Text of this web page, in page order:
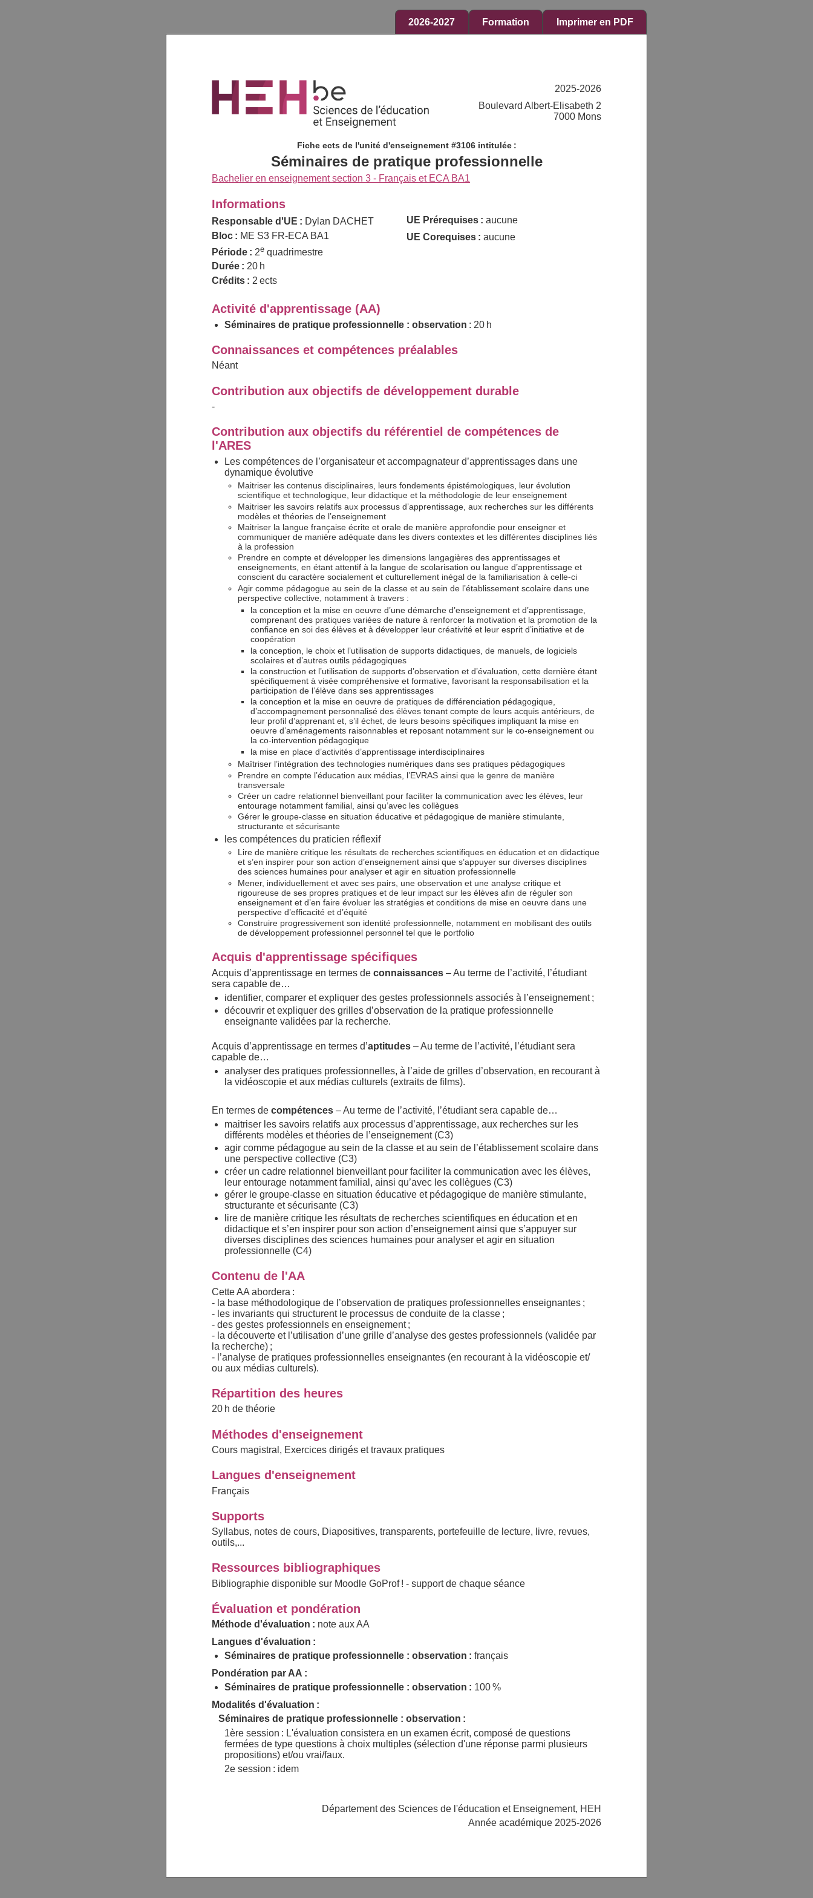
2026-2027 Formation Imprimer en PDF
2025-2026
Boulevard Albert-Elisabeth 2
7000 Mons
Fiche ects de l'unité d'enseignement #3106 intitulée :
Séminaires de pratique professionnelle
Bachelier en enseignement section 3 - Français et ECA BA1
Informations
Responsable d'UE : Dylan DACHET
Bloc : ME S3 FR-ECA BA1
Période : 2e quadrimestre
Durée : 20 h
Crédits : 2 ects
UE Prérequises : aucune
UE Corequises : aucune
Activité d'apprentissage (AA)
Séminaires de pratique professionnelle : observation : 20 h
Connaissances et compétences préalables
Néant
Contribution aux objectifs de développement durable
-
Contribution aux objectifs du référentiel de compétences de
l'ARES
Les compétences de l’organisateur et accompagnateur d’apprentissages dans une
dynamique évolutive
Maitriser les contenus disciplinaires, leurs fondements épistémologiques, leur évolution
scientifique et technologique, leur didactique et la méthodologie de leur enseignement
Maitriser les savoirs relatifs aux processus d’apprentissage, aux recherches sur les différents
modèles et théories de l’enseignement
Maitriser la langue française écrite et orale de manière approfondie pour enseigner et
communiquer de manière adéquate dans les divers contextes et les différentes disciplines liés
à la profession
Prendre en compte et développer les dimensions langagières des apprentissages et
enseignements, en étant attentif à la langue de scolarisation ou langue d’apprentissage et
conscient du caractère socialement et culturellement inégal de la familiarisation à celle-ci
Agir comme pédagogue au sein de la classe et au sein de l’établissement scolaire dans une
perspective collective, notamment à travers :
la conception et la mise en oeuvre d’une démarche d’enseignement et d’apprentissage,
comprenant des pratiques variées de nature à renforcer la motivation et la promotion de la
confiance en soi des élèves et à développer leur créativité et leur esprit d’initiative et de
coopération
la conception, le choix et l’utilisation de supports didactiques, de manuels, de logiciels
scolaires et d’autres outils pédagogiques
la construction et l’utilisation de supports d’observation et d’évaluation, cette dernière étant
spécifiquement à visée compréhensive et formative, favorisant la responsabilisation et la
participation de l’élève dans ses apprentissages
la conception et la mise en oeuvre de pratiques de différenciation pédagogique,
d’accompagnement personnalisé des élèves tenant compte de leurs acquis antérieurs, de
leur profil d’apprenant et, s’il échet, de leurs besoins spécifiques impliquant la mise en
oeuvre d’aménagements raisonnables et reposant notamment sur le co-enseignement ou
la co-intervention pédagogique
la mise en place d’activités d’apprentissage interdisciplinaires
Maîtriser l’intégration des technologies numériques dans ses pratiques pédagogiques
Prendre en compte l’éducation aux médias, l’EVRAS ainsi que le genre de manière
transversale
Créer un cadre relationnel bienveillant pour faciliter la communication avec les élèves, leur
entourage notamment familial, ainsi qu’avec les collègues
Gérer le groupe-classe en situation éducative et pédagogique de manière stimulante,
structurante et sécurisante
les compétences du praticien réflexif
Lire de manière critique les résultats de recherches scientifiques en éducation et en didactique
et s’en inspirer pour son action d’enseignement ainsi que s’appuyer sur diverses disciplines
des sciences humaines pour analyser et agir en situation professionnelle
Mener, individuellement et avec ses pairs, une observation et une analyse critique et
rigoureuse de ses propres pratiques et de leur impact sur les élèves afin de réguler son
enseignement et d’en faire évoluer les stratégies et conditions de mise en oeuvre dans une
perspective d’efficacité et d’équité
Construire progressivement son identité professionnelle, notamment en mobilisant des outils
de développement professionnel personnel tel que le portfolio
Acquis d'apprentissage spécifiques
Acquis d’apprentissage en termes de connaissances – Au terme de l’activité, l’étudiant
sera capable de…
identifier, comparer et expliquer des gestes professionnels associés à l’enseignement ;
découvrir et expliquer des grilles d’observation de la pratique professionnelle
enseignante validées par la recherche.
Acquis d’apprentissage en termes d’aptitudes – Au terme de l’activité, l’étudiant sera
capable de…
analyser des pratiques professionnelles, à l’aide de grilles d’observation, en recourant à
la vidéoscopie et aux médias culturels (extraits de films).
En termes de compétences – Au terme de l’activité, l’étudiant sera capable de…
maitriser les savoirs relatifs aux processus d’apprentissage, aux recherches sur les
différents modèles et théories de l’enseignement (C3)
agir comme pédagogue au sein de la classe et au sein de l’établissement scolaire dans
une perspective collective (C3)
créer un cadre relationnel bienveillant pour faciliter la communication avec les élèves,
leur entourage notamment familial, ainsi qu’avec les collègues (C3)
gérer le groupe-classe en situation éducative et pédagogique de manière stimulante,
structurante et sécurisante (C3)
lire de manière critique les résultats de recherches scientifiques en éducation et en
didactique et s’en inspirer pour son action d’enseignement ainsi que s’appuyer sur
diverses disciplines des sciences humaines pour analyser et agir en situation
professionnelle (C4)
Contenu de l'AA
Cette AA abordera :
- la base méthodologique de l’observation de pratiques professionnelles enseignantes ;
- les invariants qui structurent le processus de conduite de la classe ;
- des gestes professionnels en enseignement ;
- la découverte et l’utilisation d’une grille d’analyse des gestes professionnels (validée par
la recherche) ;
- l’analyse de pratiques professionnelles enseignantes (en recourant à la vidéoscopie et/
ou aux médias culturels).
Répartition des heures
20 h de théorie
Méthodes d'enseignement
Cours magistral, Exercices dirigés et travaux pratiques
Langues d'enseignement
Français
Supports
Syllabus, notes de cours, Diapositives, transparents, portefeuille de lecture, livre, revues,
outils,...
Ressources bibliographiques
Bibliographie disponible sur Moodle GoProf ! - support de chaque séance
Évaluation et pondération
Méthode d'évaluation : note aux AA
Langues d'évaluation :
Séminaires de pratique professionnelle : observation :français
Pondération par AA :
Séminaires de pratique professionnelle : observation : 100 %
Modalités d'évaluation :
Séminaires de pratique professionnelle : observation :
1ère session : L'évaluation consistera en un examen écrit, composé de questions
fermées de type questions à choix multiples (sélection d'une réponse parmi plusieurs
propositions) et/ou vrai/faux.
2e session : idem
Département des Sciences de l'éducation et Enseignement, HEH
Année académique 2025-2026